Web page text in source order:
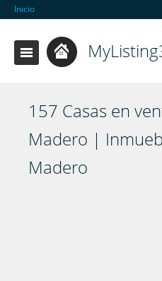
Inicio
157 Casas en
Madero |
Madero